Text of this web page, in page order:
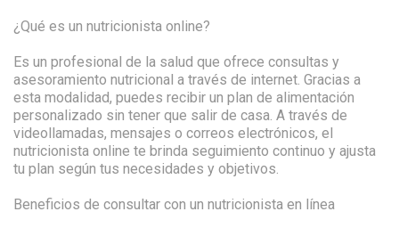
¿Qué es un nutricionista online?
Es un profesional de la salud que ofrece consultas y
asesoramiento nutricional a través de internet. Gracias a
esta modalidad, puedes recibir un plan de alimentación
personalizado sin tener que salir de casa. A través de
videollamadas, mensajes o correos electrónicos, el
nutricionista online te brinda seguimiento continuo y ajusta
tu plan según tus necesidades y objetivos.
Beneficios de consultar con un nutricionista en línea